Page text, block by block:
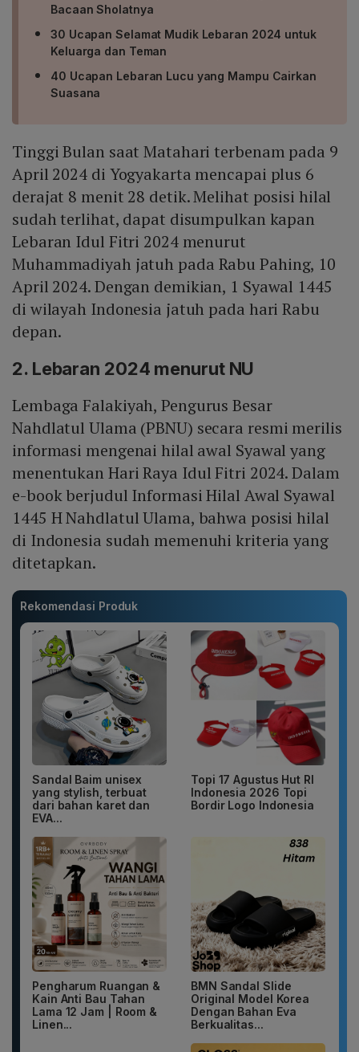
Bacaan Sholatnya
30 Ucapan Selamat Mudik Lebaran 2024 untuk
Keluarga dan Teman
40 Ucapan Lebaran Lucu yang Mampu Cairkan
Suasana
Tinggi Bulan saat Matahari terbenam pada 9
April 2024 di Yogyakarta mencapai plus 6
derajat 8 menit 28 detik. Melihat posisi hilal
sudah terlihat, dapat disumpulkan kapan
Lebaran Idul Fitri 2024 menurut
Muhammadiyah jatuh pada Rabu Pahing, 10
April 2024. Dengan demikian, 1 Syawal 1445
di wilayah Indonesia jatuh pada hari Rabu
depan.
2. Lebaran 2024 menurut NU
Lembaga Falakiyah, Pengurus Besar
Nahdlatul Ulama (PBNU) secara resmi merilis
informasi mengenai hilal awal Syawal yang
menentukan Hari Raya Idul Fitri 2024. Dalam
e-book berjudul Informasi Hilal Awal Syawal
1445 H Nahdlatul Ulama, bahwa posisi hilal
di Indonesia sudah memenuhi kriteria yang
ditetapkan.
Rekomendasi Produk
Sandal Baim unisex
yang stylish, terbuat
dari bahan karet dan
EVA...
Topi 17 Agustus Hut RI
Indonesia 2026 Topi
Bordir Logo Indonesia
Pengharum Ruangan &
Kain Anti Bau Tahan
Lama 12 Jam | Room &
Linen...
BMN Sandal Slide
Original Model Korea
Dengan Bahan Eva
Berkualitas...